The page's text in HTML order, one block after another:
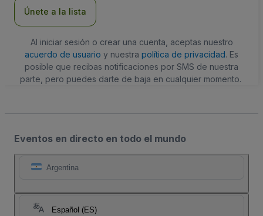
Únete a la lista
Al iniciar sesión o crear una cuenta, aceptas nuestro
acuerdo de usuario y nuestra política de privacidad. Es
posible que recibas notificaciones por SMS de nuestra
parte, pero puedes darte de baja en cualquier momento.
Eventos en directo en todo el mundo
Argentina
Español (ES)